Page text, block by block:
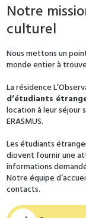
Notre
culturel
Nous mettons un
monde entier à
La résidence
d’étudiants
location à leur séjour
ERASMUS.
Les étudiants
diovent fournir une
informations
Notre équipe
contacts.